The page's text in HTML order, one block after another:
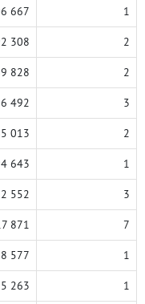
667 1
308 2
828 2
492 3
013 2
643 1
552 3
871 7
577 1
263 1